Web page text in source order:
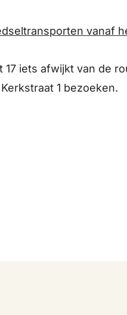
vanaf
17 iets afwijkt van de
1 bezoeken.